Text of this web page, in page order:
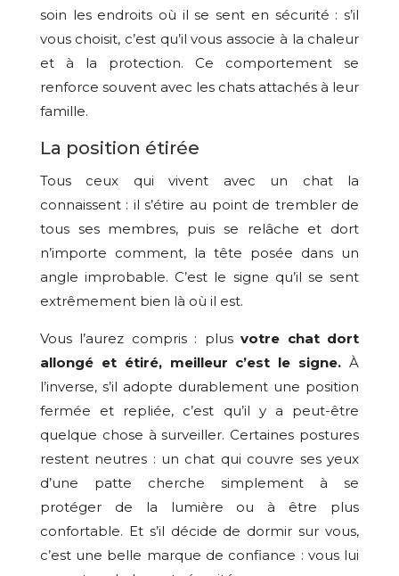
soin les endroits où il se sent en sécurité : s’il
vous choisit, c’est qu’il vous associe à la chaleur
et à la protection. Ce comportement se
renforce souvent avec les chats attachés à leur
famille.
La position étirée
Tous ceux qui vivent avec un chat la
connaissent : il s’étire au point de trembler de
tous ses membres, puis se relâche et dort
n’importe comment, la tête posée dans un
angle improbable. C’est le signe qu’il se sent
extrêmement bien là où il est.
Vous l’aurez compris : plusvotre chat dort
allongé et étiré, meilleur c’est le signe. À
l’inverse, s’il adopte durablement une position
fermée et repliée, c’est qu’il y a peut-être
quelque chose à surveiller. Certaines postures
restent neutres : un chat qui couvre ses yeux
d’une patte cherche simplement à se
protéger de la lumière ou à être plus
confortable. Et s’il décide de dormir sur vous,
c’est une belle marque de confiance : vous lui